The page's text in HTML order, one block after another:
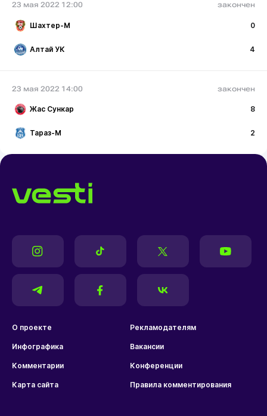
23 мая 2022 12:00 закончен
Шахтер-М 0
Алтай УК 4
23 мая 2022 14:00 закончен
Жас Сункар 8
Тараз-М 2
О проекте Рекламодателям
Инфографика Вакансии
Комментарии Конференции
Карта сайта Правила комментирования